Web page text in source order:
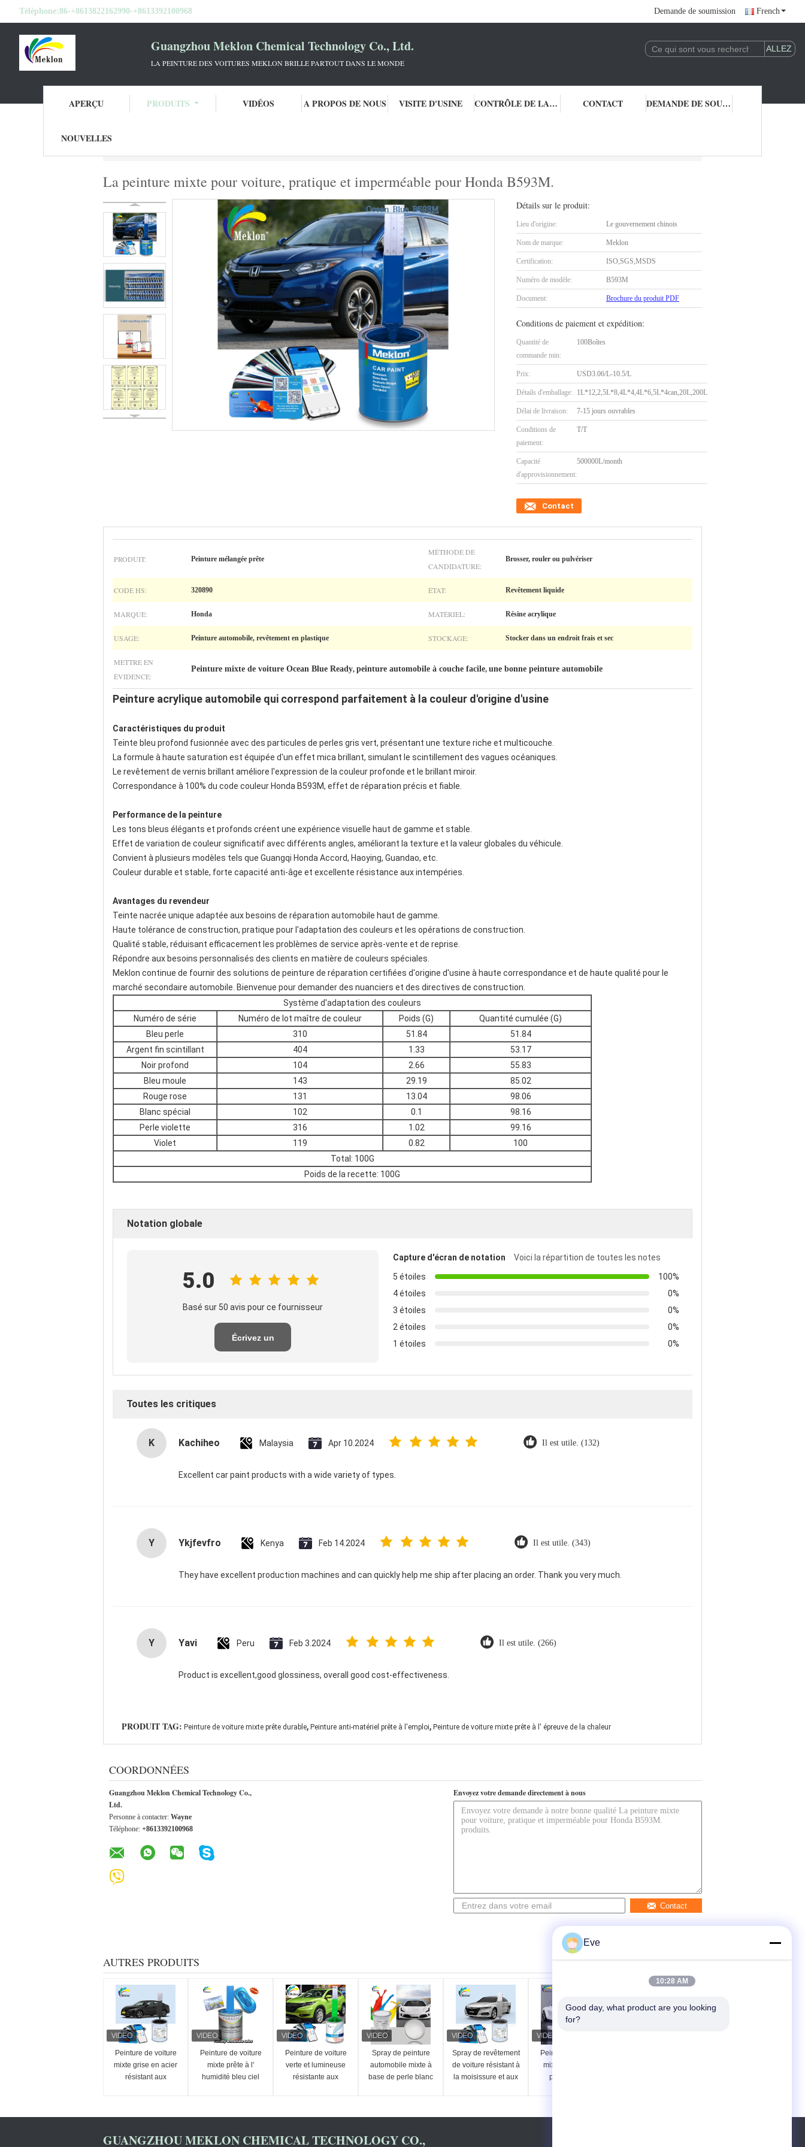
Téléphone:86-+8613822162990-+8613392100968 Demande de soumission French
Guangzhou Meklon Chemical Technology Co., Ltd.
LA PEINTURE DES VOITURES MEKLON BRILLE PARTOUT DANS LE MONDE
APERÇU PRODUITS VIDÉOS A PROPOS DE NOUS VISITE D'USINE CONTRÔLE DE LA QUALITÉ CONTACT DEMANDE DE SOUMISSION
NOUVELLES
La peinture mixte pour voiture, pratique et imperméable pour Honda B593M.
Détails sur le produit:
Lieu d'origine: Le gouvernement chinois
Nom de marque: Meklon
Certification: ISO,SGS,MSDS
Numéro de modèle: B593M
Document: Brochure du produit PDF
Conditions de paiement et expédition:
Quantité de
commande min:
100Boîtes
Prix: USD3.06/L-10.5/L
Détails d'emballage: 1L*12,2,5L*8,4L*4,4L*6,5L*4can,20L,200L
Délai de livraison: 7-15 jours ouvrables
Conditions de
paiement:
T/T
Capacité
d'approvisionnement:
500000L/month
Contact
PRODUIT: Peinture mélangée prête
MÉTHODE DE
CANDIDATURE:
Brosser, rouler ou pulvériser
CODE HS: 320890 ÉTAT: Revêtement liquide
MARQUE: Honda MATÉRIEL: Résine acrylique
USAGE: Peinture automobile, revêtement en plastique STOCKAGE: Stocker dans un endroit frais et sec
METTRE EN
ÉVIDENCE:
Peinture mixte de voiture Ocean Blue Ready, peinture automobile à couche facile, une bonne peinture automobile
Peinture acrylique automobile qui correspond parfaitement à la couleur d'origine d'usine
Caractéristiques du produit
Teinte bleu profond fusionnée avec des particules de perles gris vert, présentant une texture riche et multicouche.
La formule à haute saturation est équipée d'un effet mica brillant, simulant le scintillement des vagues océaniques.
Le revêtement de vernis brillant améliore l'expression de la couleur profonde et le brillant miroir.
Correspondance à 100% du code couleur Honda B593M, effet de réparation précis et fiable.
Performance de la peinture
Les tons bleus élégants et profonds créent une expérience visuelle haut de gamme et stable.
Effet de variation de couleur significatif avec différents angles, améliorant la texture et la valeur globales du véhicule.
Convient à plusieurs modèles tels que Guangqi Honda Accord, Haoying, Guandao, etc.
Couleur durable et stable, forte capacité anti-âge et excellente résistance aux intempéries.
Avantages du revendeur
Teinte nacrée unique adaptée aux besoins de réparation automobile haut de gamme.
Haute tolérance de construction, pratique pour l'adaptation des couleurs et les opérations de construction.
Qualité stable, réduisant efficacement les problèmes de service après-vente et de reprise.
Répondre aux besoins personnalisés des clients en matière de couleurs spéciales.
Meklon continue de fournir des solutions de peinture de réparation certifiées d'origine d'usine à haute correspondance et de haute qualité pour le
marché secondaire automobile. Bienvenue pour demander des nuanciers et des directives de construction.
Système d'adaptation des couleurs
Numéro de série
Numéro de lot maître de couleur Poids (G)
Quantité cumulée (G)
Bleu perle
310 51.84
51.84
Argent fin scintillant
404 1.33
53.17
Noir profond
104 2.66
55.83
Bleu moule
143 29.19
85.02
Rouge rose
131 13.04
98.06
Blanc spécial
102 0.1
98.16
Perle violette
316 1.02
99.16
Violet
119 0.82
100
Total: 100G
Poids de la recette: 100G
Notation globale
5.0
Basé sur 50 avis pour ce fournisseur
Écrivez un
Capture d'écran de notation
Voici la répartition de toutes les notes
5 étoiles
100%
4 étoiles
0%
3 étoiles
0%
2 étoiles
0%
1 étoiles
0%
Toutes les critiques
K Kachiheo Malaysia Apr 10.2024 Il est utile. (132)
Excellent car paint products with a wide variety of types.
Y Ykjfevfro Kenya Feb 14.2024 Il est utile. (343)
They have excellent production machines and can quickly help me ship after placing an order. Thank you very much.
Y Yavi Peru Feb 3.2024 Il est utile. (266)
Product is excellent,good glossiness, overall good cost-effectiveness.
PRODUIT TAG: Peinture de voiture mixte prête durable, Peinture anti-matériel prête à l'emploi, Peinture de voiture mixte prête à l' épreuve de la chaleur
COORDONNÉES
Guangzhou Meklon Chemical Technology Co.,
Ltd.
Personne à contacter: Wayne
Téléphone: +8613392100968
Envoyez votre demande directement à nous
Contact
AUTRES PRODUITS
Peinture de voiture
mixte grise en acier
résistant aux
Peinture de voiture
mixte prête à l'
humidité bleu ciel
Peinture de voiture
verte et lumineuse
résistante aux
Spray de peinture
automobile mixte à
base de perle blanc
Spray de revêtement
de voiture résistant à
la moisissure et aux
Peinture de voiture
mixte blanche de
platine stable
GUANGZHOU MEKLON CHEMICAL TECHNOLOGY CO.,
Eve
10:28 AM
Good day, what product are you looking
for?